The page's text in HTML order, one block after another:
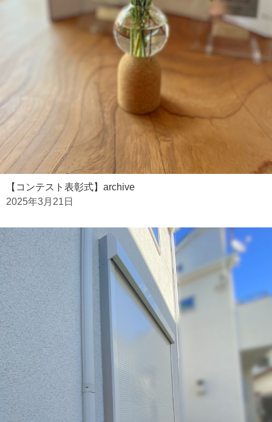
【コンテスト表彰式】archive
2025年3月21日